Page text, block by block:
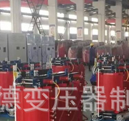
咨询热线：
13969599999
立即咨询